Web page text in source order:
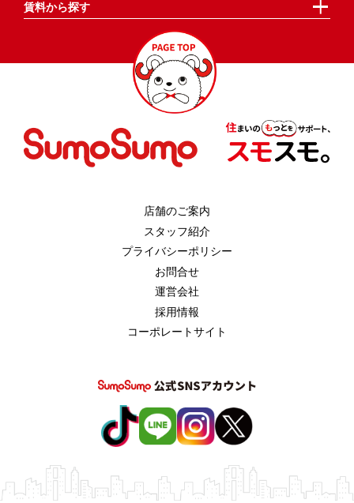
賃料から探す
店舗のご案内
スタッフ紹介
プライバシーポリシー
お問合せ
運営会社
採用情報
コーポレートサイト